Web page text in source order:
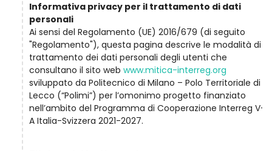
Informativa privacy per il trattamento di dati
personali
Ai sensi del Regolamento (UE) 2016/679 (di seguito
"Regolamento"), questa pagina descrive le modalità di
trattamento dei dati personali degli utenti che
consultano il sito web www.mitica-interreg.org
sviluppato da Politecnico di Milano – Polo Territoriale di
Lecco (“Polimi”) per l’omonimo progetto finanziato
nell’ambito del Programma di Cooperazione Interreg V-
A Italia-Svizzera 2021-2027.